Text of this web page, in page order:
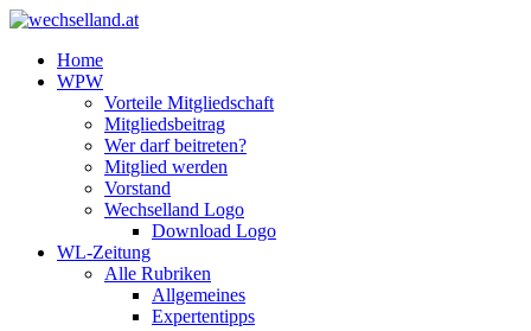
Home
WPW
Vorteile Mitgliedschaft
Mitgliedsbeitrag
Wer darf beitreten?
Mitglied werden
Vorstand
Wechselland Logo
Download Logo
WL-Zeitung
Alle Rubriken
Allgemeines
Expertentipps